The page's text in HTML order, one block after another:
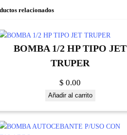
relacionados
BOMBA 1/2 HP TIPO JET
TRUPER
$ 0.00
Añadir al carrito